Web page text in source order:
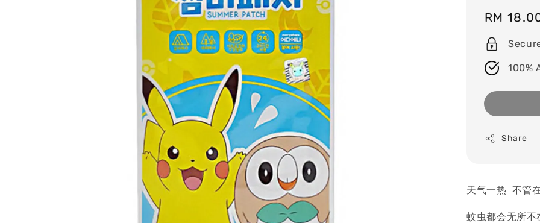
Regular
price
RM
100%
Share
天气一热 不管
蚊虫都会无所不